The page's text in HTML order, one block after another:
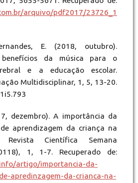
arquivo/pdf2017/23726_1
E. (2018, outubro).
da música para o
e a educação escolar.
Multidisciplinar, 1, 5, 13-20.
dezembro). A importância da
aprendizagem da criança na
Revista Científica Semana
1, 1-7. Recuperado de:
artigo/importancia-da-
apredinzagem-da-crianca-na-